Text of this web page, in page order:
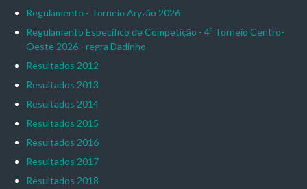
Regulamento - Torneio Aryzão 2026
Regulamento Específico de Competição - 4º Torneio Centro-
Oeste 2026 - regra Dadinho
Resultados 2012
Resultados 2013
Resultados 2014
Resultados 2015
Resultados 2016
Resultados 2017
Resultados 2018